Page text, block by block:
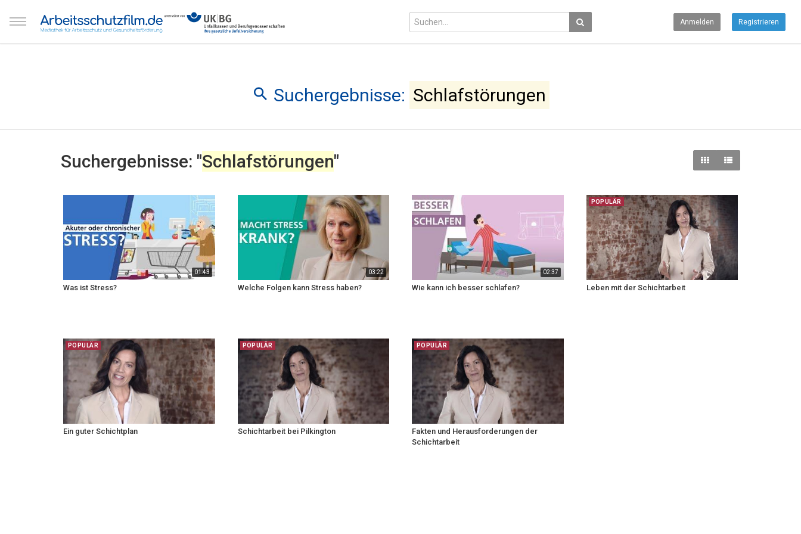
Anmelden Registrieren
Suchergebnisse: Schlafstörungen
Suchergebnisse: "Schlafstörungen"
01:43
Was ist Stress?
03:22
Welche Folgen kann Stress haben?
02:37
Wie kann ich besser schlafen?
POPULÄR
Leben mit der Schichtarbeit
POPULÄR
Ein guter Schichtplan
POPULÄR
Schichtarbeit bei Pilkington
POPULÄR
Fakten und Herausforderungen der
Schichtarbeit